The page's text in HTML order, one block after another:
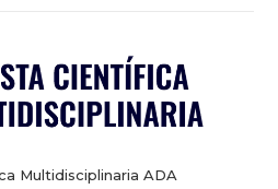
Multidisciplinaria ADA